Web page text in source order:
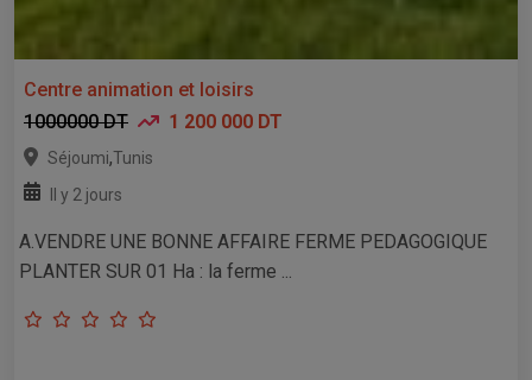
Centre animation et loisirs
1000000 DT
1 200 000 DT
Séjoumi,Tunis
Il y 2 jours
A.VENDRE UNE BONNE AFFAIRE FERME PEDAGOGIQUE
PLANTER SUR 01 Ha : la ferme ...